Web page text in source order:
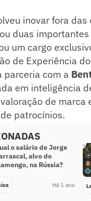
inovar fora
duas
um cargo
de Experiência
parceria com a
em inteligência
de marca
patrocínios.
o salário de Jorge
alvo do
na Rússia?
Há 1 ano